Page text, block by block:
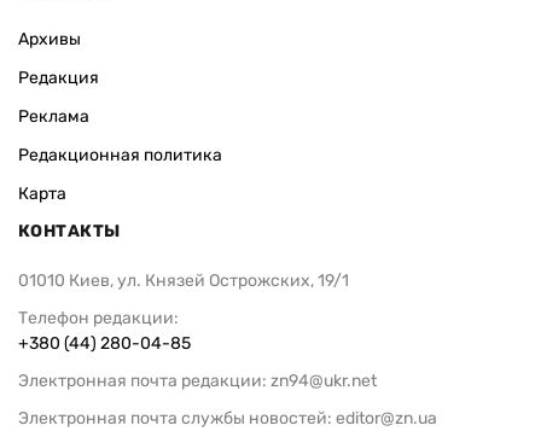
Архивы
Редакция
Реклама
Редакционная политика
Карта
КОНТАКТЫ
01010 Киев, ул. Князей Острожских, 19/1
Телефон редакции:
+380 (44) 280-04-85
Электронная почта редакции: zn94@ukr.net
Электронная почта службы новостей: editor@zn.ua